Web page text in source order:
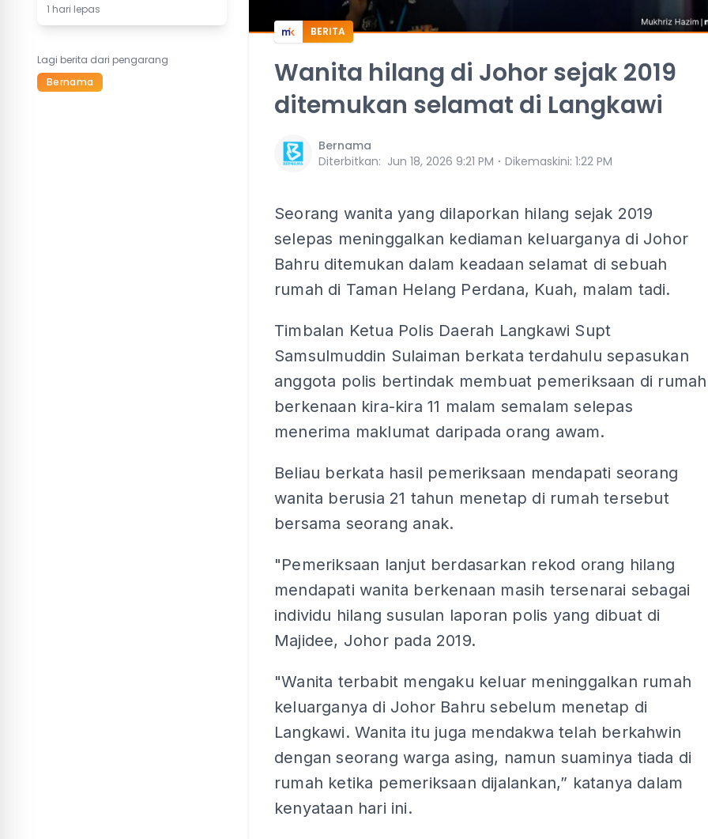
1 hari lepas
Lagi berita dari pengarang
Bernama
BERITA
Wanita hilang di Johor sejak 2019
ditemukan selamat di Langkawi
Bernama
Diterbitkan: Jun 18, 2026 9:21 PM ⋅ Dikemaskini: 1:22 PM
Seorang wanita yang dilaporkan hilang sejak 2019
selepas meninggalkan kediaman keluarganya di Johor
Bahru ditemukan dalam keadaan selamat di sebuah
rumah di Taman Helang Perdana, Kuah, malam tadi.
Timbalan Ketua Polis Daerah Langkawi Supt
Samsulmuddin Sulaiman berkata terdahulu sepasukan
anggota polis bertindak membuat pemeriksaan di rumah
berkenaan kira-kira 11 malam semalam selepas
menerima maklumat daripada orang awam.
Beliau berkata hasil pemeriksaan mendapati seorang
wanita berusia 21 tahun menetap di rumah tersebut
bersama seorang anak.
"Pemeriksaan lanjut berdasarkan rekod orang hilang
mendapati wanita berkenaan masih tersenarai sebagai
individu hilang susulan laporan polis yang dibuat di
Majidee, Johor pada 2019.
"Wanita terbabit mengaku keluar meninggalkan rumah
keluarganya di Johor Bahru sebelum menetap di
Langkawi. Wanita itu juga mendakwa telah berkahwin
dengan seorang warga asing, namun suaminya tiada di
rumah ketika pemeriksaan dijalankan,” katanya dalam
kenyataan hari ini.